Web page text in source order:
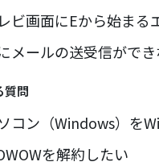
ビ画面にEから始まる
メールの送受信がで
質問
コン（Windows）を
を解約したい